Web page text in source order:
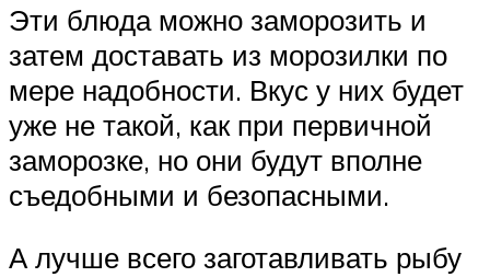
Эти блюда можно заморозить и
затем доставать из морозилки по
мере надобности. Вкус у них будет
уже не такой, как при первичной
заморозке, но они будут вполне
съедобными и безопасными.
А лучше всего заготавливать рыбу